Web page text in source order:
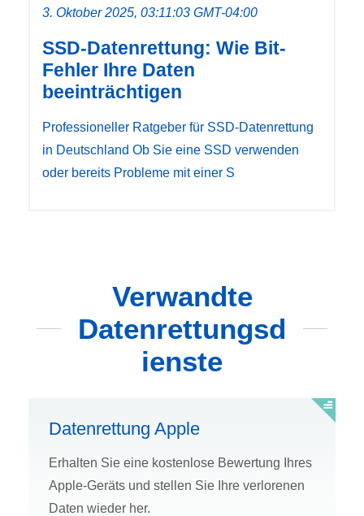
3. Oktober 2025, 03:11:03 GMT-04:00
SSD-Datenrettung: Wie Bit-
Fehler Ihre Daten
beeinträchtigen
Professioneller Ratgeber für SSD-Datenrettung
in Deutschland Ob Sie eine SSD verwenden
oder bereits Probleme mit einer S
Verwandte
Datenrettungsd
ienste
Datenrettung Apple
Erhalten Sie eine kostenlose Bewertung Ihres
Apple-Geräts und stellen Sie Ihre verlorenen
Daten wieder her.